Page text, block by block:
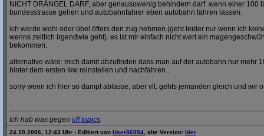
NICHT DRÄNGEL DARF, aber genausowenig behindern darf. wenn einer 100
bundesstrasse gehen und autobahnfahrer eben autobahn fahren lassen.
ich werde wohl oder übel öfters den zug nehmen (geht leider nur wenn ich
wenns zeitlich irgendwie geht). es ist mir einfach nicht wert ein
bekommen.
alternative wäre: mich damit abzufinden dass man auf der autobahn nur mehr
hinter dem ersten lkw reinstellen und nachfahren...
sorry wenn ich hier so dampf ablasse, aber vlt. gehts jemanden gleich und wir
Ich hab was gegen off topics.
24.10.2006, 12:43 Uhr - Editiert von User86994 , alte Version: hier